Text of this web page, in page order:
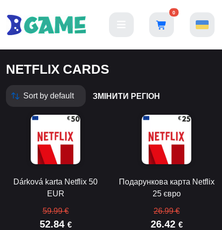
0
NETFLIX CARDS
ЗМІНИТИ РЕГІОН
Dárková karta Netflix 50
EUR
59.99 €
52.84 €
Подарункова карта Netflix
25 євро
26.99 €
26.42 €